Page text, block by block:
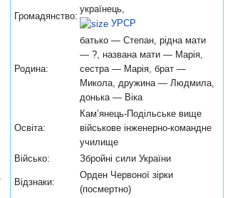
Громадянство:
українець,
УРСР
Родина:
батько — Степан, рідна мати
— ?, названа мати — Марія,
сестра — Марія, брат —
Микола, дружина — Людмила,
донька — Віка
Освіта:
Кам’янець-Подільське вище
військове інженерно-командне
училище
Військо:
Збройні сили України
Відзнаки:
Орден Червоної зірки
(посмертно)